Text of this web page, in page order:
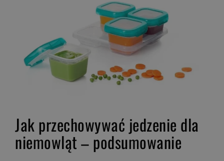
Jak przechowywać jedzenie dla
niemowląt – podsumowanie